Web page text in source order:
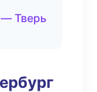
Тверь